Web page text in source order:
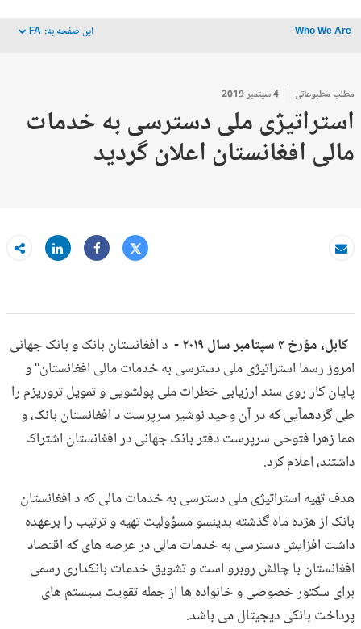
Who We Are این صفحه به:FA
dropdown
مطلب مطبوعاتی 4 سپتمبر 2019
استراتیژی ملی دسترسی به خدمات
مالی افغانستان اعلان گردید
ایمیل کردن
Tweet
Share
Share
کابل، مؤرخ ۴ سپتامبر سال ۲۰۱۹ -
د افغانستان بانک و بانک جهانی
امروز رسما استراتیژی ملی دسترسی به خدمات مالی افغانستان" و
پایان کار روی سند ارزیابی خطرات ملی پولشویی و تمویل تروریزم را
طی گردهمآیی که در آن وحید نوشیر سرپرست د افغانستان بانک، و
هما زهرا فتوحی سرپرست دفتر بانک جهانی در افغانستان اشتراک
داشتند، اعلام کرد.
هدف تهیه استراتیژی ملی دسترسی به خدمات مالی که د افغانستان
بانک از هژده ماه گذشته بدینسو مسؤولیت تهیه و ترتیب را برعهده
داشت افزایش دسترسی به خدمات مالی در عرصه های که اقتصاد
افغانستان با چالش روبرو است و تشویق خدمات بانکداری رسمی
برای سکتور خصوصی و خانواده ها از جمله تقویت سیستم های
پرداخت بانکی دیجیتال می باشد.